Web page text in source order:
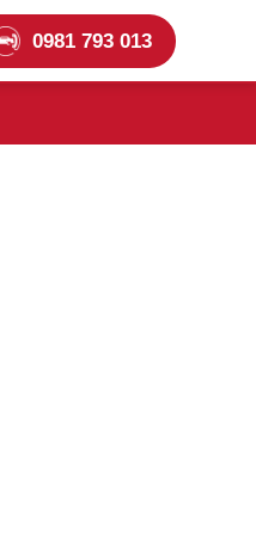
0981 793 013